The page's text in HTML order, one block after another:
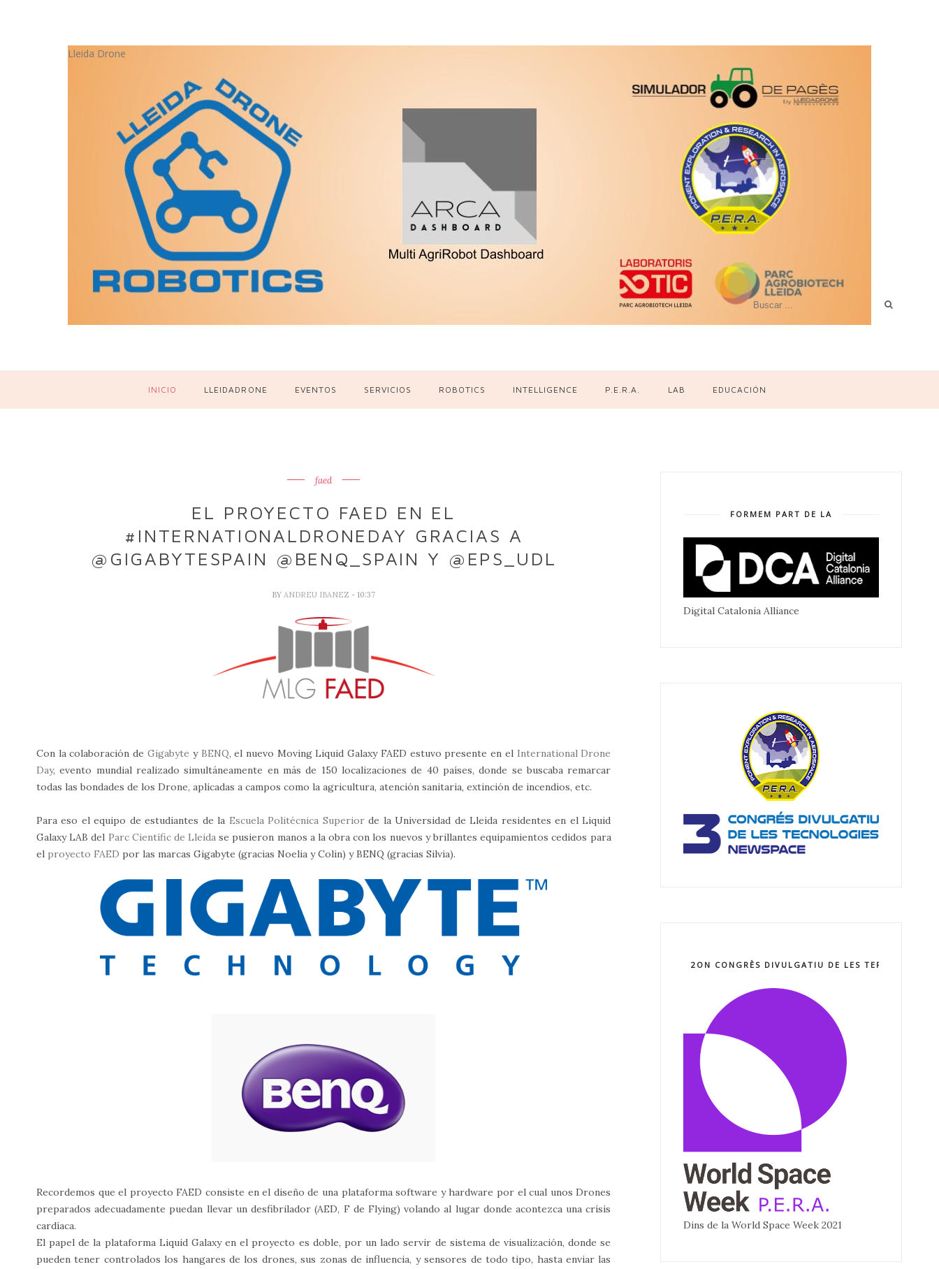
Lleida Drone
INICIO LLEIDADRONE EVENTOS SERVICIOS ROBOTICS INTELLIGENCE P.E.R.A. LAB EDUCACIÓN
faed
EL PROYECTO FAED EN EL
#INTERNATIONALDRONEDAY GRACIAS A
@GIGABYTESPAIN @BENQ_SPAIN Y @EPS_UDL
BYANDREU IBANEZ - 10:37
Con la colaboración de Gigabyte y BENQ, el nuevo Moving Liquid Galaxy FAED estuvo presente en el International Drone
Day, evento mundial realizado simultáneamente en más de 150 localizaciones de 40 países, donde se buscaba remarcar
todas las bondades de los Drone, aplicadas a campos como la agricultura, atención sanitaria, extinción de incendios, etc.
Para eso el equipo de estudiantes de la Escuela Politécnica Superior de la Universidad de Lleida residentes en el Liquid
Galaxy LAB del Parc Científic de Lleida se pusieron manos a la obra con los nuevos y brillantes equipamientos cedidos para
el proyecto FAED por las marcas Gigabyte (gracias Noelia y Colin) y BENQ (gracias Silvia).
Recordemos que el proyecto FAED consiste en el diseño de una plataforma software y hardware por el cual unos Drones
preparados adecuadamente puedan llevar un desfibrilador (AED, F de Flying) volando al lugar donde acontezca una crísis
cardíaca.
El papel de la plataforma Liquid Galaxy en el proyecto es doble, por un lado servir de sistema de visualización, donde se
pueden tener controlados los hangares de los drones, sus zonas de influencia, y sensores de todo tipo, hasta enviar las
FORMEM PART DE LA
Digital Catalonia Alliance
2ON CONGRÈS DIVULGATIU DE LES TERCNOLOGIES
Dins de la World Space Week 2021